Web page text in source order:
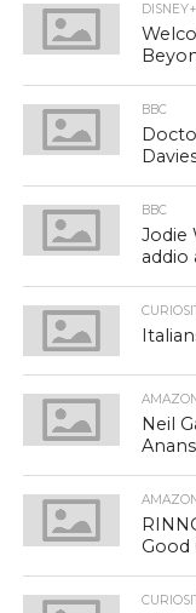
DISNEY+
BBC
BBC
Jodie
addio
AMAZON
Neil
AMAZON
Good